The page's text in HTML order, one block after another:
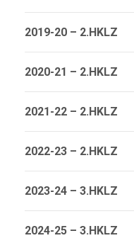
2019-20 – 2.HKLZ
2020-21 – 2.HKLZ
2021-22 – 2.HKLZ
2022-23 – 2.HKLZ
2023-24 – 3.HKLZ
2024-25 – 3.HKLZ